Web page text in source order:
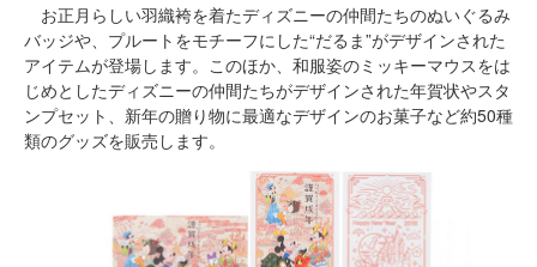
お正月らしい羽織袴を着たディズニーの仲間たちのぬいぐるみ
バッジや、プルートをモチーフにした“だるま”がデザインされた
アイテムが登場します。このほか、和服姿のミッキーマウスをは
じめとしたディズニーの仲間たちがデザインされた年賀状やスタ
ンプセット、新年の贈り物に最適なデザインのお菓子など約50種
類のグッズを販売します。